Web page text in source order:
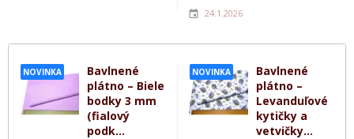
NOVINKA
Bavlnené
plátno – Biele
bodky 3 mm
(fialový
podk...
NOVINKA
Bavlnené
plátno –
Levanduľové
kytičky a
vetvičky...
24.1.2026